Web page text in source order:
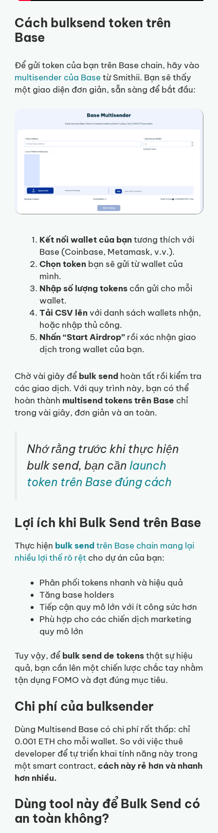
Cách bulksend token trên
Base
Để gửi token của bạn trên Base chain, hãy vào
multisender của Basetừ Smithii. Bạn sẽ thấy
một giao diện đơn giản, sẵn sàng để bắt đầu:
Kết nối wallet của bạntương thích với
Base (Coinbase, Metamask, v.v.).
Chọn token bạn sẽ gửi từ wallet của
mình.
Nhập số lượng tokens cần gửi cho mỗi
wallet.
Tải CSV lênvới danh sách wallets nhận,
hoặc nhập thủ công.
Nhấn “Start Airdrop” rồi xác nhận giao
dịch trong wallet của bạn.
Chờ vài giây để bulk send hoàn tất rồi kiểm tra
các giao dịch. Với quy trình này, bạn có thể
hoàn thành multisend tokens trên Base chỉ
trong vài giây, đơn giản và an toàn.
Nhớ rằng trước khi thực hiện
bulk send, bạn cần launch
token trên Base đúng cách
Lợi ích khi Bulk Send trên Base
Thực hiện bulk sendtrên Base chain mang lại
nhiều lợi thế rõ rệt cho dự án của bạn:
Phân phối tokens nhanh và hiệu quả
Tăng base holders
Tiếp cận quy mô lớn với ít công sức hơn
Phù hợp cho các chiến dịch marketing
quy mô lớn
Tuy vậy, để bulk send de tokensthật sự hiệu
quả, bạn cần lên một chiến lược chắc tay nhằm
tận dụng FOMO và đạt đúng mục tiêu.
Chi phí của bulksender
Dùng Multisend Base có chi phí rất thấp: chỉ
0.001 ETH cho mỗi wallet. So với việc thuê
developer để tự triển khai tính năng này trong
một smart contract, cách này rẻ hơn và nhanh
hơn nhiều.
Dùng tool này để Bulk Send có
an toàn không?